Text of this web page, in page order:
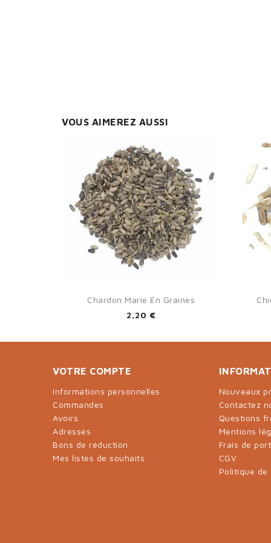
VOUS AIMEREZ AUSSI
 Aperçu rapide
Chardon Marie En Graines
2,20 €
VOTRE COMPTE
Informations personnelles
Commandes
Avoirs
Adresses
Bons de réduction
Mes listes de souhaits
Nouveaux
Contactez
Questions
Mentions
Frais de port
CGV
Politique